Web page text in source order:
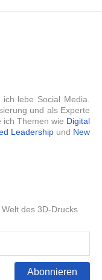
lebe Social Media.
und als Experte
ich Themen wie Digital
Leadership und New
des 3D-Drucks
Abonnieren